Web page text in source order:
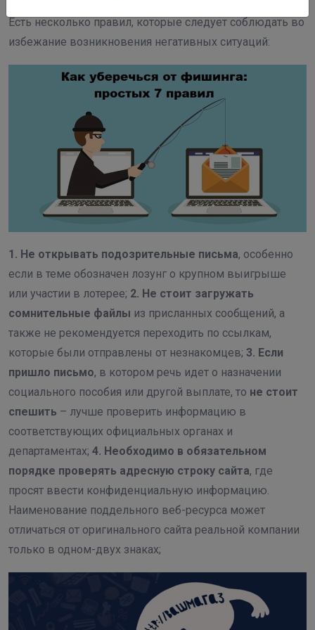
Есть несколько правил, которые следует соблюдать во
избежание возникновения негативных ситуаций:
1. Не открывать подозрительные письма, особенно
если в теме обозначен лозунг о крупном выигрыше
или участии в лотерее; 2. Не стоит загружать
сомнительные файлы из присланных сообщений, а
также не рекомендуется переходить по ссылкам,
которые были отправлены от незнакомцев; 3. Если
пришло письмо, в котором речь идет о назначении
социального пособия или другой выплате, то не стоит
спешить – лучше проверить информацию в
соответствующих официальных органах и
департаментах; 4. Необходимо в обязательном
порядке проверять адресную строку сайта, где
просят ввести конфиденциальную информацию.
Наименование поддельного веб-ресурса может
отличаться от оригинального сайта реальной компании
только в одном-двух знаках;